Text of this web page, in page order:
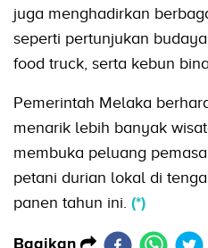
juga menghadirkan
seperti pertunjukan
food truck, serta kebun
Pemerintah Melaka
menarik lebih banyak
membuka peluang
petani durian lokal di
panen tahun ini. (*)
Bagikan